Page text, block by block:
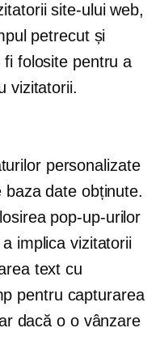
site-ului web,
petrecut și
folosite pentru a
vizitatorii.
personalizate
date obținute.
pop-up-urilor
implica vizitatorii
text cu
pentru capturarea
dacă o o vânzare